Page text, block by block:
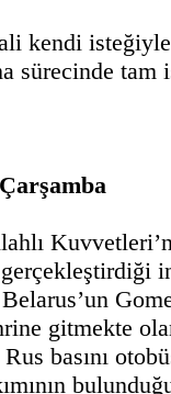
kendi
sürecinde tam
Belarus’un
gitmekte
Rus basını